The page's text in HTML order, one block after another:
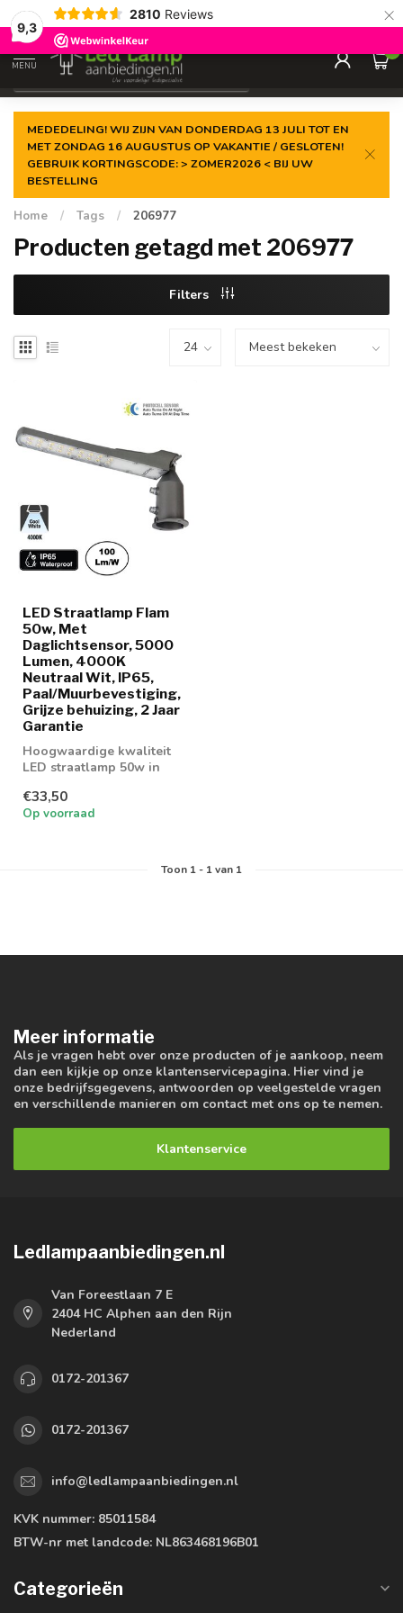
9,3
2810 Reviews ×
Gegarandeerde delaagste prijs
MENU
0
MEDEDELING! WIJ ZIJN VAN DONDERDAG 13 JULI TOT EN
MET ZONDAG 16 AUGUSTUS OP VAKANTIE / GESLOTEN!
GEBRUIK KORTINGSCODE: > ZOMER2026 < BIJ UW
BESTELLING
Home / Tags / 206977
Producten getagd met 206977
Filters
LED Straatlamp Flam
50w, Met
Daglichtsensor, 5000
Lumen, 4000K
Neutraal Wit, IP65,
Paal/Muurbevestiging,
Grijze behuizing, 2 Jaar
Garantie
Hoogwaardige kwaliteit
LED straatlamp 50w in
wit. Voor...
€33,50
Op voorraad
Toon 1- 1van 1
Meer informatie
Als je vragen hebt over onze producten of je aankoop, neem
dan een kijkje op onze klantenservicepagina. Hier vind je
onze bedrijfsgegevens, antwoorden op veelgestelde vragen
en verschillende manieren om contact met ons op te nemen.
Klantenservice
Ledlampaanbiedingen.nl
Van Foreestlaan 7 E
2404 HC Alphen aan den Rijn
Nederland
0172-201367
0172-201367
info@ledlampaanbiedingen.nl
KVK nummer: 85011584
BTW-nr met landcode: NL863468196B01
Categorieën